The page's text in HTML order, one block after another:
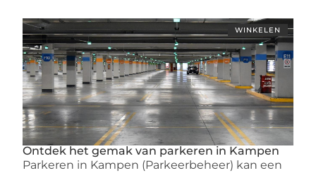
WINKELEN
Ontdek het gemak van parkeren in Kampen
Parkeren in Kampen (Parkeerbeheer) kan een